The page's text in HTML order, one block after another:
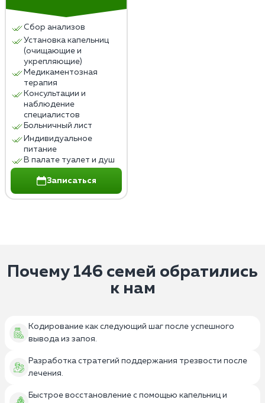
Сбор анализов
Установка капельниц
(очищающие и
укрепляющие)
Медикаментозная
терапия
Консультации и
наблюдение
специалистов
Больничный лист
Индивидуальное
питание
В палате туалет и душ
Записаться
Почему 146 семей обратились
к нам
Кодирование как следующий шаг после успешного
вывода из запоя.
Разработка стратегий поддержания трезвости после
лечения.
Быстрое восстановление с помощью капельниц и